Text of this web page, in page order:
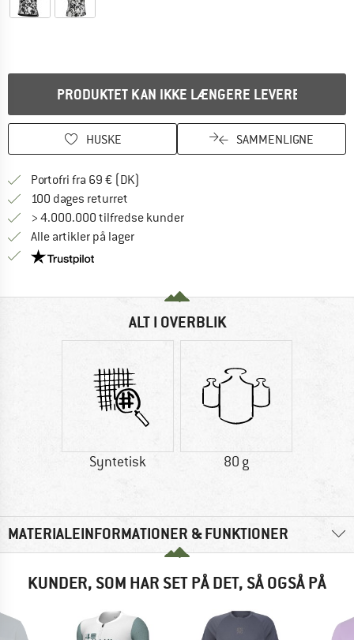
PRODUKTET KAN IKKE LÆNGERE LEVERES
HUSKE SAMMENLIGNE
Portofri fra 69 € (DK)
100 dages returret
> 4.000.000 tilfredse kunder
Alle artikler på lager
Vi er Trustpilot-certificeret - oplysningerne får du
ALT I OVERBLIK
Syntetisk 80 g
MATERIALEINFORMATIONER & FUNKTIONER
KUNDER, SOM HAR SET PÅ DET, SÅ OGSÅ PÅ